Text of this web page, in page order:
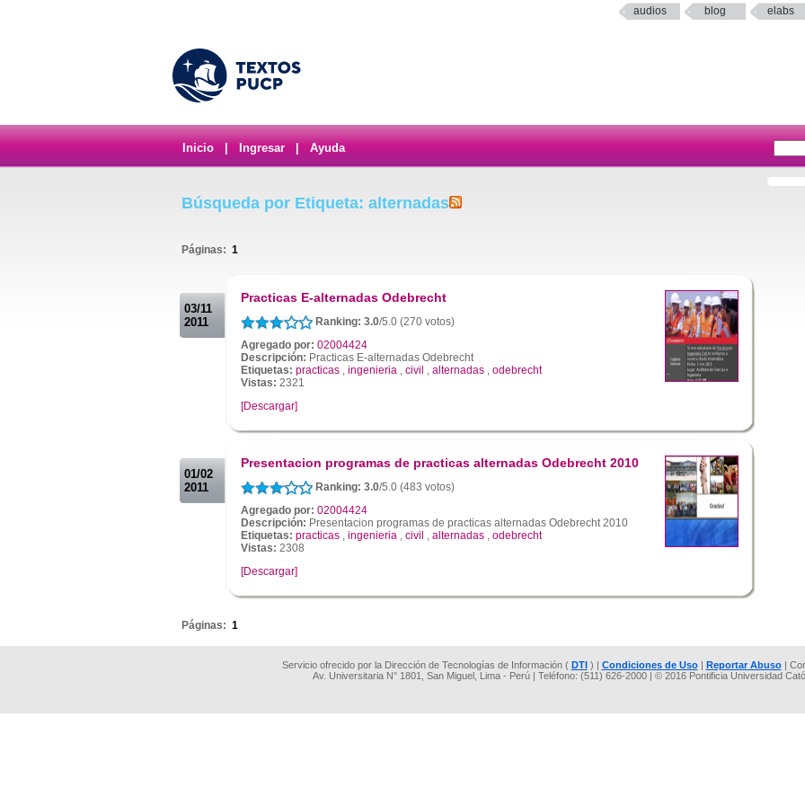
audios blog elabs
Inicio Ingresar Ayuda
Búsqueda por Etiqueta: alternadas
Páginas: 1
03/11
2011
Practicas E-alternadas Odebrecht
Ranking: 3.0/5.0 (270 votos)
Agregado por: 02004424
Descripción: Practicas E-alternadas Odebrecht
Etiquetas: practicas , ingenieria , civil , alternadas , odebrecht
Vistas: 2321
[Descargar]
01/02
2011
Presentacion programas de practicas alternadas Odebrecht 2010
Ranking: 3.0/5.0 (483 votos)
Agregado por: 02004424
Descripción: Presentacion programas de practicas alternadas Odebrecht 2010
Etiquetas: practicas , ingenieria , civil , alternadas , odebrecht
Vistas: 2308
[Descargar]
Páginas: 1
Servicio ofrecido por la Dirección de Tecnologías de Información ( DTI) | Condiciones de Uso| Reportar Abuso|
Av. Universitaria N° 1801, San Miguel, Lima - Perú | Teléfono: (511) 626-2000 | © 2016 Pontificia Universidad